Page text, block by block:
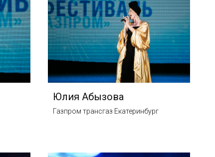
Юлия Абызова
Газпром трансгаз Екатеринбург